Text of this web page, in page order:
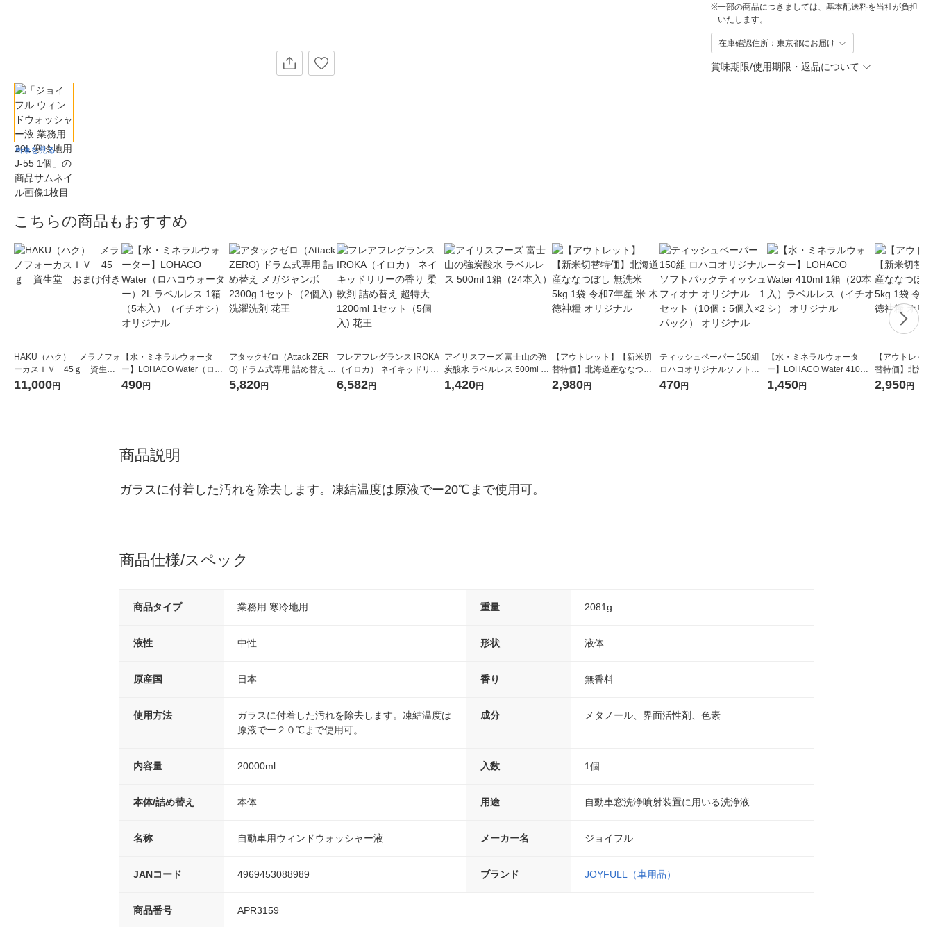
画像を見る
※一部の商品につきましては、基本配送料を当社が負担
いたします。
在庫確認住所：東京都にお届け
賞味期限/使用期限・返品について
こちらの商品もおすすめ
HAKU（ハク） メラノフォ
ーカスＩＶ 45ｇ 資生
堂 おまけ付き
11,000円
【水・ミネラルウォータ
ー】LOHACO Water（ロハ
コウォーター）2L ラベルレ
490円
アタックゼロ（Attack ZER
O) ドラム式専用 詰め替え メ
ガジャンボ 2300g 1セット
5,820円
フレアフレグランス IROKA
（イロカ） ネイキッドリリ
ーの香り 柔軟剤 詰め替え 超
6,582円
アイリスフーズ 富士山の強
炭酸水 ラベルレス 500ml 1
箱（24本入）
1,420円
【アウトレット】【新米切
替特価】北海道産ななつぼ
し 無洗米 5kg 1袋 令和7年産
2,980円
ティッシュペーパー 150組
ロハコオリジナルソフトパ
ックティッシュ フィオナ オ
470円
【水・ミネラルウォータ
ー】LOHACO Water 410ml
1箱（20本入）ラベルレス
1,450円
【アウトレッ
替特価】北海
し 精白米 5kg
2,950円
商品説明
ガラスに付着した汚れを除去します。凍結温度は原液でー20℃まで使用可。
商品仕様/スペック
商品タイプ 業務用 寒冷地用 重量 2081g
液性 中性 形状 液体
原産国 日本 香り 無香料
使用方法
ガラスに付着した汚れを除去します。凍結温度は
原液でー２０℃まで使用可。
成分 メタノール、界面活性剤、色素
内容量 20000ml 入数 1個
本体/詰め替え 本体 用途 自動車窓洗浄噴射装置に用いる洗浄液
名称 自動車用ウィンドウォッシャー液 メーカー名 ジョイフル
JANコード 4969453088989 ブランド JOYFULL（車用品）
商品番号 APR3159